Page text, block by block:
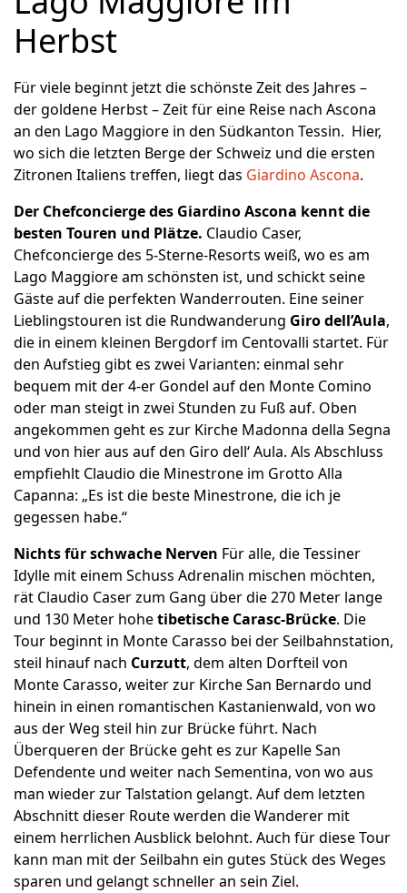
Herbst
Für viele beginnt jetzt die schönste Zeit des Jahres –
der goldene Herbst – Zeit für eine Reise nach Ascona
an den Lago Maggiore in den Südkanton Tessin. Hier,
wo sich die letzten Berge der Schweiz und die ersten
Zitronen Italiens treffen, liegt das Giardino Ascona.
Der Chefconcierge des Giardino Ascona kennt die
besten Touren und Plätze. Claudio Caser,
Chefconcierge des 5-Sterne-Resorts weiß, wo es am
Lago Maggiore am schönsten ist, und schickt seine
Gäste auf die perfekten Wanderrouten. Eine seiner
Lieblingstouren ist die Rundwanderung Giro dell’Aula,
die in einem kleinen Bergdorf im Centovalli startet. Für
den Aufstieg gibt es zwei Varianten: einmal sehr
bequem mit der 4-er Gondel auf den Monte Comino
oder man steigt in zwei Stunden zu Fuß auf. Oben
angekommen geht es zur Kirche Madonna della Segna
und von hier aus auf den Giro dell‘ Aula. Als Abschluss
empfiehlt Claudio die Minestrone im Grotto Alla
Capanna: „Es ist die beste Minestrone, die ich je
gegessen habe.“
Nichts für schwache Nerven Für alle, die Tessiner
Idylle mit einem Schuss Adrenalin mischen möchten,
rät Claudio Caser zum Gang über die 270 Meter lange
und 130 Meter hohetibetische Carasc-Brücke. Die
Tour beginnt in Monte Carasso bei der Seilbahnstation,
steil hinauf nach Curzutt, dem alten Dorfteil von
Monte Carasso, weiter zur Kirche San Bernardo und
hinein in einen romantischen Kastanienwald, von wo
aus der Weg steil hin zur Brücke führt. Nach
Überqueren der Brücke geht es zur Kapelle San
Defendente und weiter nach Sementina, von wo aus
man wieder zur Talstation gelangt. Auf dem letzten
Abschnitt dieser Route werden die Wanderer mit
einem herrlichen Ausblick belohnt. Auch für diese Tour
kann man mit der Seilbahn ein gutes Stück des Weges
sparen und gelangt schneller an sein Ziel.